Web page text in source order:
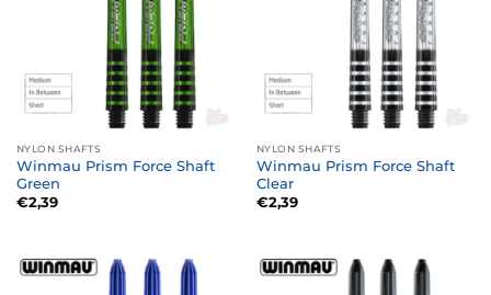
NYLON SHAFTS
Winmau Prism Force Shaft
Green
€2,39
NYLON SHAFTS
Winmau Prism Force Shaft
Clear
€2,39